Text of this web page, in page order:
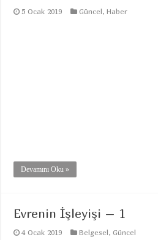
5 Ocak 2019 Güncel,Haber
Devamını Oku »
Evrenin İşleyişi – 1
4 Ocak 2019 Belgesel,Güncel